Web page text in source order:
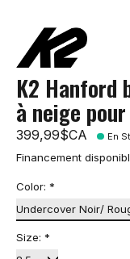
K2 Hanford
à neige
399,99$CA En
Financement
Color: *
Size: *